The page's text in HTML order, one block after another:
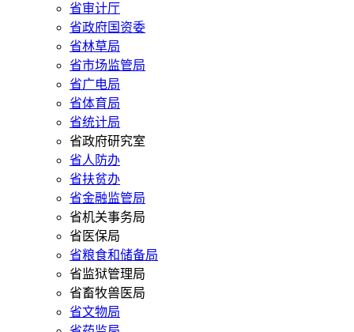
省审计厅
省政府国资委
省林草局
省市场监管局
省广电局
省体育局
省统计局
省政府研究室
省人防办
省扶贫办
省金融监管局
省机关事务局
省医保局
省粮食和储备局
省监狱管理局
省畜牧兽医局
省文物局